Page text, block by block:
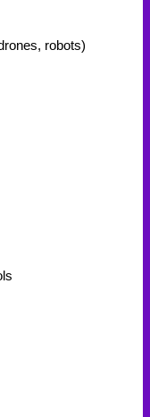
robots)